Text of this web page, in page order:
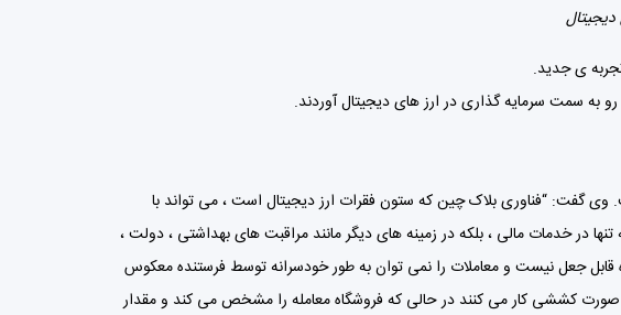
ی جدید.
سمت سرمایه گذاری در ارز های دیجیتال آوردند.
کرد (همانطور که بازپرداخت کارت اعتباری می تواند). علاوه بر این ، معاملات ارزهای رمزپایه ناشناس است. کارتهای اعتباری به صورت کششی کار می کنند در حالی که فروشگاه معامله را مشخص می کند و مقدار